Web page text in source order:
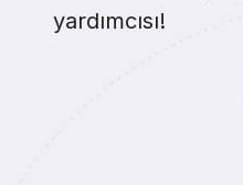
yardımcısı!